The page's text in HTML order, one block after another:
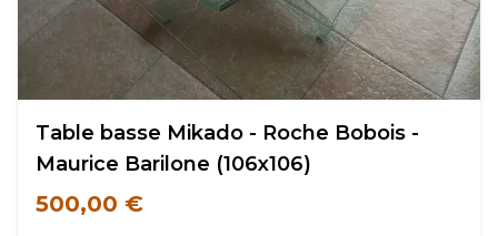
Table basse Mikado - Roche Bobois -
Maurice Barilone (106x106)
500,00 €